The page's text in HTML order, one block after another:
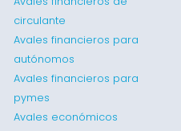
circulante
Avales financieros para
autónomos
Avales financieros para
pymes
Avales económicos